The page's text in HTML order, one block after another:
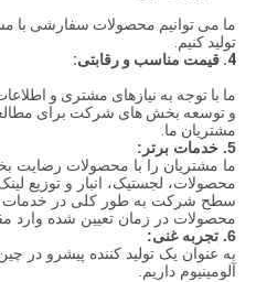
ما می توانیم محصولات سفارشی با
تولید کنیم.
4. قیمت مناسب و رقابتی:
ما با توجه به نیازهای مشتری و
و توسعه بخش های شرکت برای
مشتریان ما.
5. خدمات برتر:
ما مشتریان را با محصولات رضایت
محصولات، لجستیک، انبار و توزیع
سطح شرکت به طور کلی در خدمات
محصولات در زمان تعیین شده
6. تجربه غنی:
آلومینیوم داریم.